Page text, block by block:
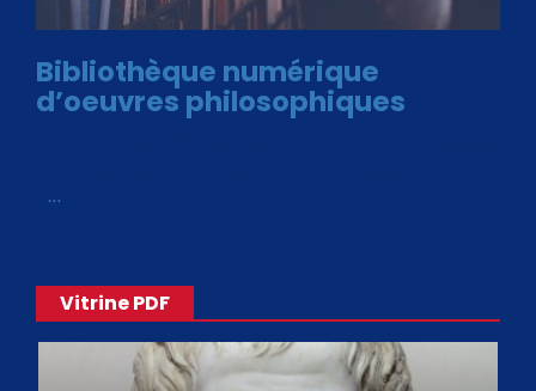
Bibliothèque numérique
d’oeuvres philosophiques
…
Vitrine PDF